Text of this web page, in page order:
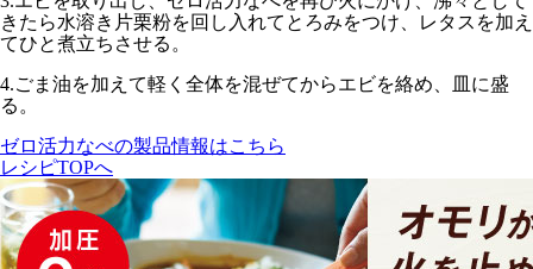
きたら水溶き片栗粉を回し入れてとろみをつけ、レタスを加え
てひと煮立ちさせる。
4.ごま油を加えて軽く全体を混ぜてからエビを絡め、皿に盛
る。
ゼロ活力なべの製品情報はこちら
レシピTOPへ